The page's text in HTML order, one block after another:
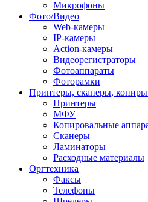
Микрофоны
Фото/Видео
Web-камеры
IP-камеры
Action-камеры
Видеорегистраторы
Фотоаппараты
Фоторамки
Принтеры, сканеры,
Принтеры
МФУ
Копировальные
Сканеры
Ламинаторы
Расходные материалы
Оргтехника
Факсы
Телефоны